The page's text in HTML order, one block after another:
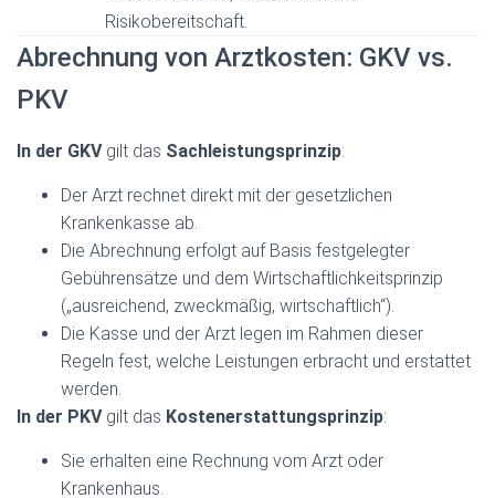
Risikobereitschaft.
Abrechnung von Arztkosten: GKV vs.
PKV
In der GKVgilt das Sachleistungsprinzip:
Der Arzt rechnet direkt mit der gesetzlichen
Krankenkasse ab.
Die Abrechnung erfolgt auf Basis festgelegter
Gebührensätze und dem Wirtschaftlichkeitsprinzip
(„ausreichend, zweckmäßig, wirtschaftlich“).
Die Kasse und der Arzt legen im Rahmen dieser
Regeln fest, welche Leistungen erbracht und erstattet
werden.
In der PKVgilt das Kostenerstattungsprinzip:
Sie erhalten eine Rechnung vom Arzt oder
Krankenhaus.